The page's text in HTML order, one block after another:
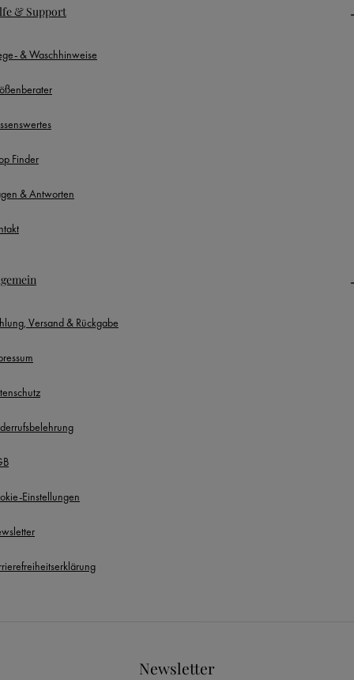
& Support
& Waschhinweise
Finder
& Antworten
Versand & Rückgabe
Einstellungen
Newsletter